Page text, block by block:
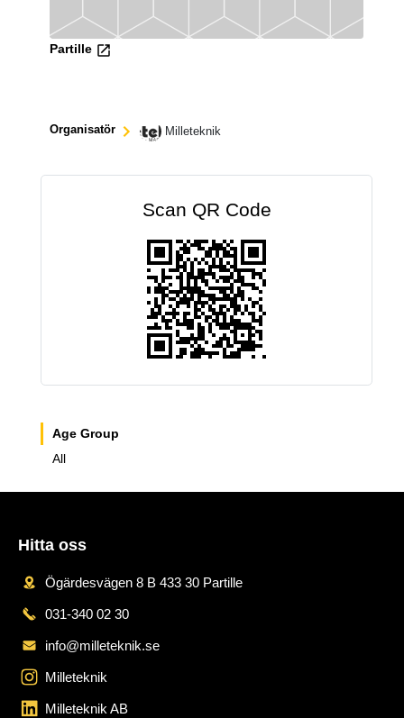
Partille
Organisatör Milleteknik
Scan QR Code
Age Group
All
Hitta oss
Ögärdesvägen 8 B 433 30 Partille
031-340 02 30
info@milleteknik.se
Milleteknik
Milleteknik AB